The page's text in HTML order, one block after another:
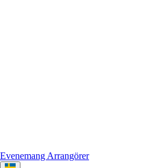
Evenemang Arrangörer